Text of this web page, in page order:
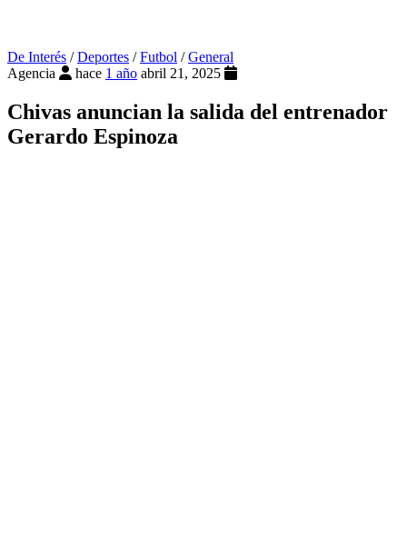
De Interés /Deportes /Futbol /General
Agencia
hace 1 año abril 21, 2025
Chivas anuncian la salida del entrenador
Gerardo Espinoza